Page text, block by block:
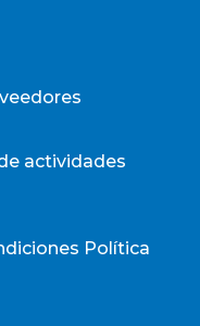
actividades
Política